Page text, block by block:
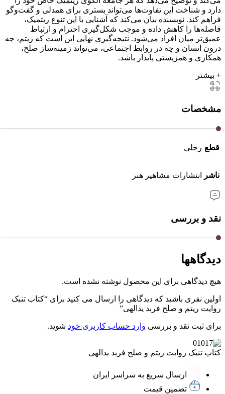
دارد و شناخت این تفاوت‌ها می‌تواند بستری برای همدلی و گفت‌وگو
فراهم کند. نویسنده بیان می‌کند که آشنایی با این تنوع ریتمیک،
فاصله‌ها را کاهش داده و موجب شکل‌گیری احترام و ارتباط
عمیق‌تر میان افراد می‌شود. نتیجه‌گیری نهایی این است که ریتم، چه
درون انسان و چه در روابط اجتماعی، می‌تواند زمینه‌ساز صلح،
همکاری و همزیستی پایدار باشد.
+ بیشتر
مشخصات
قطع رحلی
ناشر انتشارات مشاهیر هنر
نقد و بررسی
دیدگاهها
هیچ دیدگاهی برای این محصول نوشته نشده است.
اولین نفری باشید که دیدگاهی را ارسال می کنید برای “کتاب تنبک
روایت ریتم و صلح فربد یدالهی”
برای ثبت نقد و بررسی وارد حساب کاربری خود شوید.
کتاب تنبک روایت ریتم و صلح فربد یدالهی
ارسال سریع به سراسر ایران
تضمین قیمت